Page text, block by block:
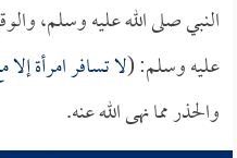
النبي صلى الله عليه وسلم،
عليه وسلم: (لا تسافر امرأة
والحذر مما نهى الله عنه.